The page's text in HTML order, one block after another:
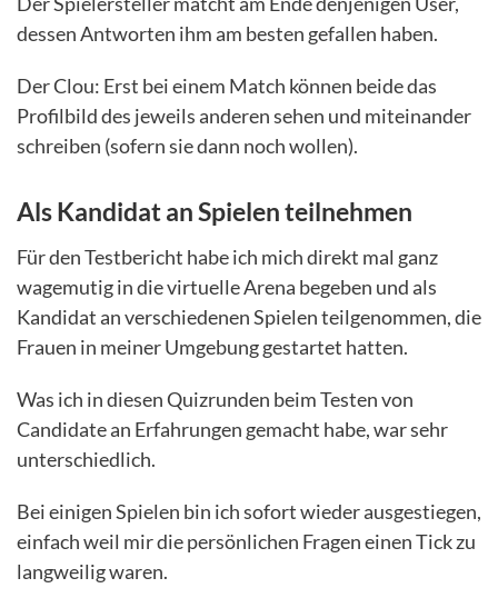
dessen Antworten ihm am besten gefallen haben.
Der Clou: Erst bei einem Match können beide das
Profilbild des jeweils anderen sehen und miteinander
schreiben (sofern sie dann noch wollen).
Als Kandidat an Spielen teilnehmen
Für den Testbericht habe ich mich direkt mal ganz
wagemutig in die virtuelle Arena begeben und als
Kandidat an verschiedenen Spielen teilgenommen, die
Frauen in meiner Umgebung gestartet hatten.
Was ich in diesen Quizrunden beim Testen von
Candidate an Erfahrungen gemacht habe, war sehr
unterschiedlich.
Bei einigen Spielen bin ich sofort wieder ausgestiegen,
einfach weil mir die persönlichen Fragen einen Tick zu
langweilig waren.